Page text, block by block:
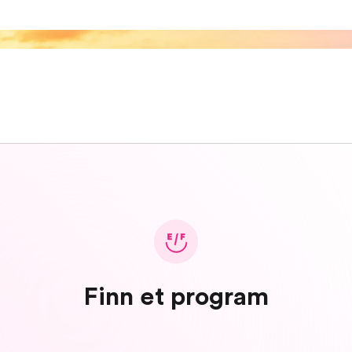
Finn et program